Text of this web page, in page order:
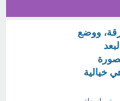
ووضع
خيالية